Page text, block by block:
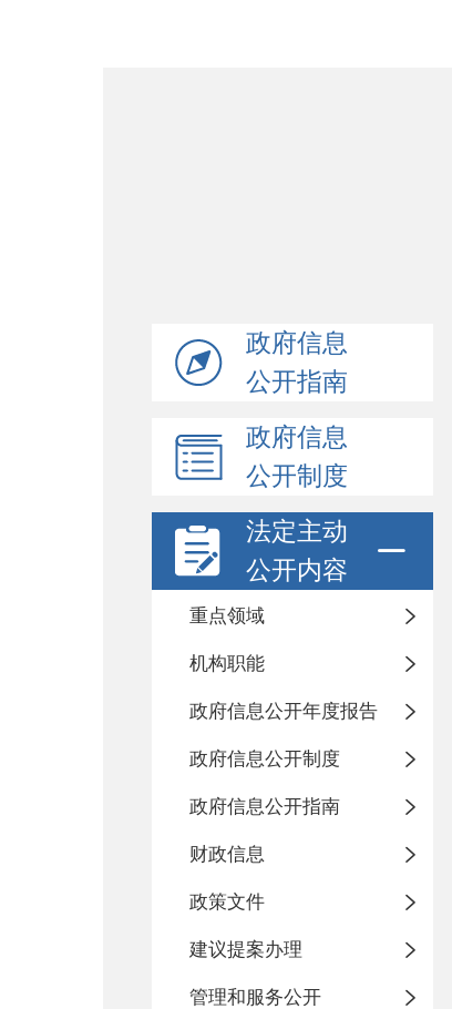
政府信息
公开指南
政府信息
公开制度
法定主动
公开内容
重点领域
机构职能
政府信息公开年度报告
政府信息公开制度
政府信息公开指南
财政信息
政策文件
建议提案办理
管理和服务公开